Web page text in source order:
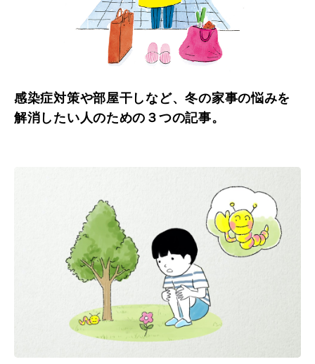
感染症対策や部屋干しなど、冬の家事の悩みを
解消したい人のための３つの記事。